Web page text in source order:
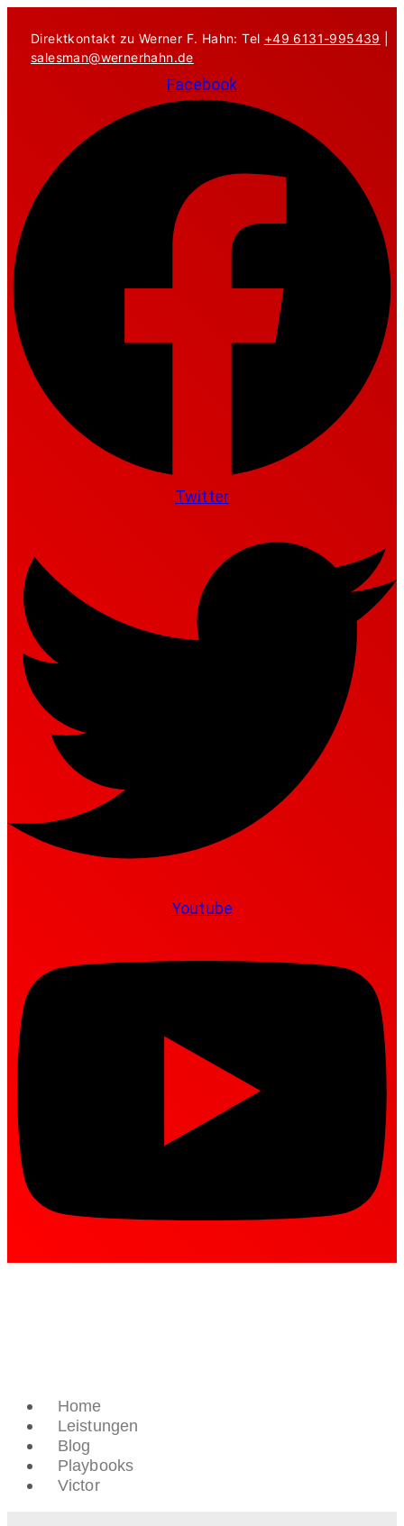
Inhalt
springen
Direktkontakt zu Werner F. Hahn: Tel +49 6131-995439
salesman@wernerhahn.de
Facebook
Twitter
Youtube
Home
Leistungen
Blog
Playbooks
Victor